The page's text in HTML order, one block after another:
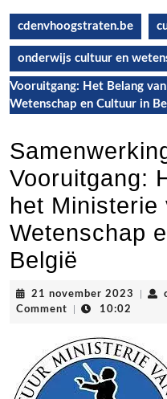
cdenvhoogstraten.be
onderwijs cultuur en
Vooruitgang: Het Belang
Wetenschap en Cultuur in
Vooruitgang:
het Ministerie
Wetenschap
België
21 november 2023 21
Comment
10:02